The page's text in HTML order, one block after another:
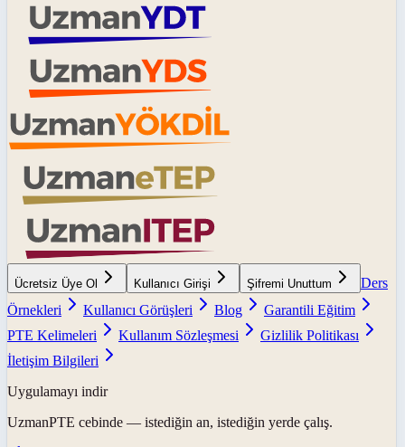
Ücretsiz Üye Ol Kullanıcı Girişi Şifremi Unuttum
Ders
Örnekleri
Kullanıcı Görüşleri Blog
Garantili Eğitim
PTE Kelimeleri
Kullanım Sözleşmesi
Gizlilik Politikası
İletişim Bilgileri
Uygulamayı indir
UzmanPTE cebinde — istediğin an, istediğin yerde çalış.